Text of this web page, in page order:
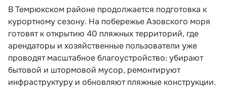
В Темрюкском районе продолжается подготовка к
курортному сезону. На побережье Азовского моря
готовят к открытию 40 пляжных территорий, где
арендаторы и хозяйственные пользователи уже
проводят масштабное благоустройство: убирают
бытовой и штормовой мусор, ремонтируют
инфраструктуру и обновляют пляжные конструкции.